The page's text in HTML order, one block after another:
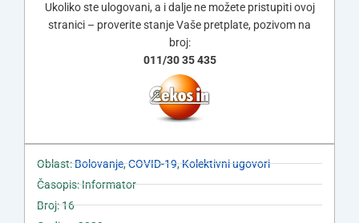
Ukoliko ste ulogovani, a i dalje ne možete pristupiti ovoj
stranici – proverite stanje Vaše pretplate, pozivom na
broj:
011/30 35 435
Oblast:Bolovanje,COVID-19,Kolektivni ugovori
Časopis: Informator
Broj: 16